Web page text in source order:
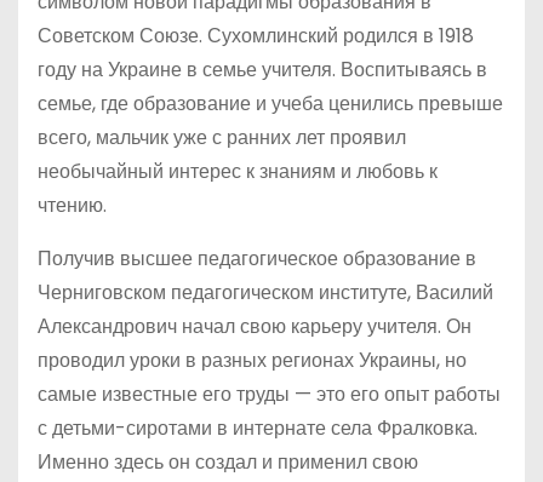
Советском Союзе. Сухомлинский родился в 1918
году на Украине в семье учителя. Воспитываясь в
семье, где образование и учеба ценились превыше
всего, мальчик уже с ранних лет проявил
необычайный интерес к знаниям и любовь к
чтению.
Получив высшее педагогическое образование в
Черниговском педагогическом институте, Василий
Александрович начал свою карьеру учителя. Он
проводил уроки в разных регионах Украины, но
самые известные его труды — это его опыт работы
с детьми-сиротами в интернате села Фралковка.
Именно здесь он создал и применил свою